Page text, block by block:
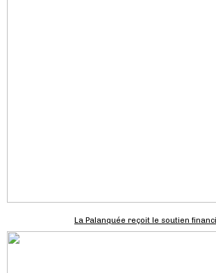
La Palanquée reçoit le soutien